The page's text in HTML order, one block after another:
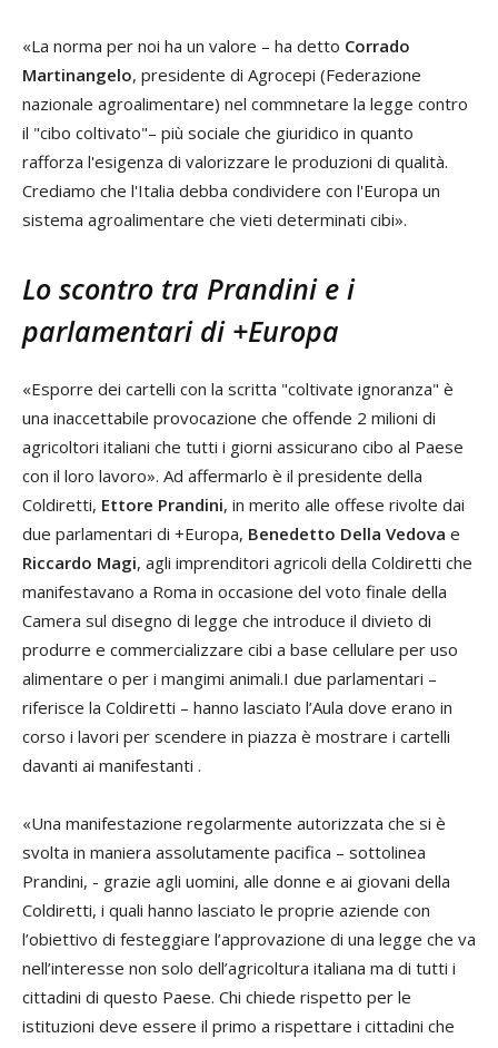
«La norma per noi ha un valore – ha detto Corrado
Martinangelo, presidente di Agrocepi (Federazione
nazionale agroalimentare) nel commnetare la legge contro
il "cibo coltivato"– più sociale che giuridico in quanto
rafforza l'esigenza di valorizzare le produzioni di qualità.
Crediamo che l'Italia debba condividere con l'Europa un
sistema agroalimentare che vieti determinati cibi».
Lo scontro tra Prandini e i
parlamentari di +Europa
«Esporre dei cartelli con la scritta "coltivate ignoranza" è
una inaccettabile provocazione che offende 2 milioni di
agricoltori italiani che tutti i giorni assicurano cibo al Paese
con il loro lavoro». Ad affermarlo è il presidente della
Coldiretti, Ettore Prandini, in merito alle offese rivolte dai
due parlamentari di +Europa, Benedetto Della Vedova e
Riccardo Magi, agli imprenditori agricoli della Coldiretti che
manifestavano a Roma in occasione del voto finale della
Camera sul disegno di legge che introduce il divieto di
produrre e commercializzare cibi a base cellulare per uso
alimentare o per i mangimi animali.I due parlamentari –
riferisce la Coldiretti – hanno lasciato l’Aula dove erano in
corso i lavori per scendere in piazza è mostrare i cartelli
davanti ai manifestanti .
«Una manifestazione regolarmente autorizzata che si è
svolta in maniera assolutamente pacifica – sottolinea
Prandini, - grazie agli uomini, alle donne e ai giovani della
Coldiretti, i quali hanno lasciato le proprie aziende con
l’obiettivo di festeggiare l’approvazione di una legge che va
nell’interesse non solo dell’agricoltura italiana ma di tutti i
cittadini di questo Paese. Chi chiede rispetto per le
istituzioni deve essere il primo a rispettare i cittadini che